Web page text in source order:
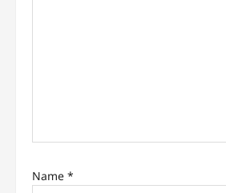
o
n
Name *